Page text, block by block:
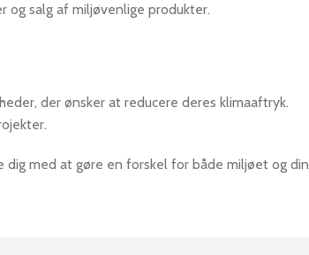
og salg af miljøvenlige produkter.
der ønsker at reducere deres klimaaftryk.
dig med at gøre en forskel for både miljøet og din